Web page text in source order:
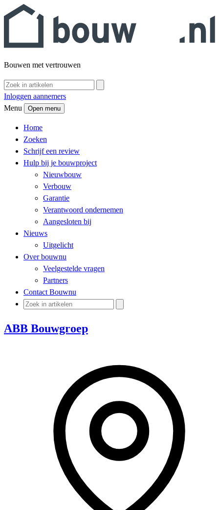
Bouwen met vertrouwen
Inloggen aannemers
Menu
Open menu
Home
Zoeken
Schrijf een review
Hulp bij je bouwproject
Nieuwbouw
Verbouw
Garantie
Verantwoord ondernemen
Aangesloten bij
Nieuws
Uitgelicht
Over bouwnu
Veelgestelde vragen
Partners
Contact Bouwnu
ABB Bouwgroep